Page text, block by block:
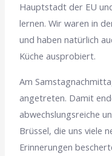
Hauptstadt der EU
lernen. Wir waren in
und haben natürlich
Küche ausprobiert.
Am
angetreten. Damit
abwechslungsreiche
Brüssel, die uns viele
Erinnerungen